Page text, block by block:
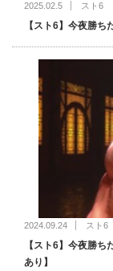
2025.02.5 スト6
【スト6】今夜勝ち
2024.09.24 スト6
【スト6】今夜勝
あり】